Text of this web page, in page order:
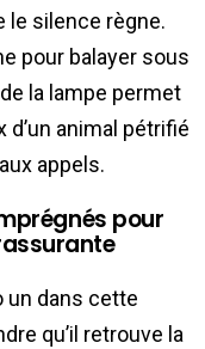
le silence règne.
pour balayer sous
la lampe permet
animal pétrifié
appels.
pour
un dans cette
qu’il retrouve la